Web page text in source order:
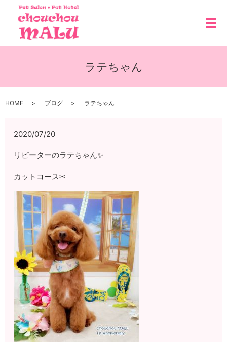
メ
ラテちゃん
HOME ブログ ラテちゃん
2020/07/20
リピーターのラテちゃん✨
カットコース✂